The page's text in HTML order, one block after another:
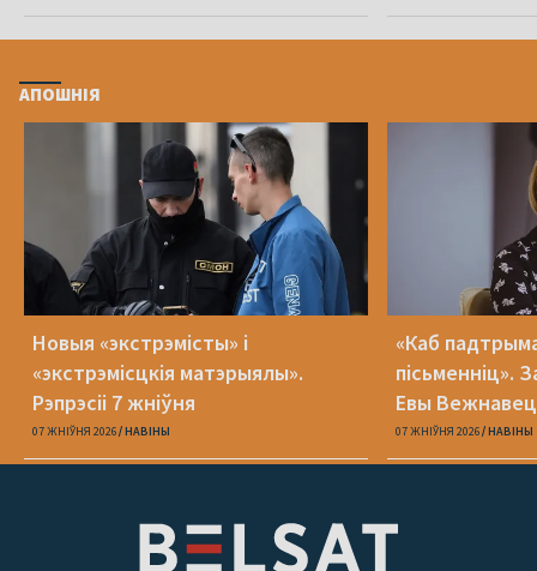
АПОШНІЯ
Новыя «экстрэмісты» і
«экстрэмісцкія матэрыялы».
Рэпрэсіі 7 жніўня
07 ЖНІЎНЯ 2026 НАВІНЫ
«Каб
пісьменніц».
Евы Вежнавец
07 ЖНІЎНЯ 2026 НАВІНЫ